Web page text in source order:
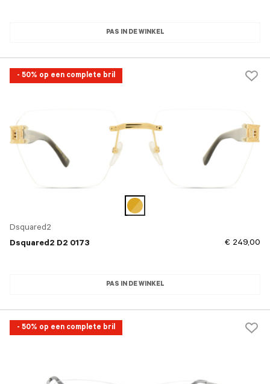
PAS IN DE WINKEL
- 50% op een complete bril
Dsquared2
Dsquared2 D2 0173
€ 249,00
PAS IN DE WINKEL
- 50% op een complete bril